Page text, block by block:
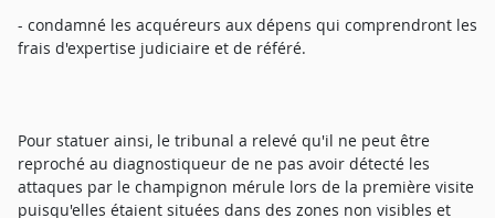
- condamné les acquéreurs aux dépens qui comprendront les
frais d'expertise judiciaire et de référé.
Pour statuer ainsi, le tribunal a relevé qu'il ne peut être
reproché au diagnostiqueur de ne pas avoir détecté les
attaques par le champignon mérule lors de la première visite
puisqu'elles étaient situées dans des zones non visibles et